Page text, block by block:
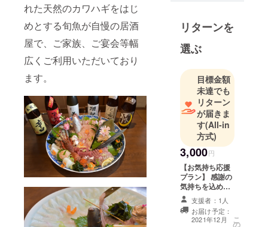
れた天然のカワハギをはじ
めとする旬魚が自慢の居酒
屋で、ご家族、ご宴会等幅
広くご利用いただいており
ます。
する旬魚が
自慢の居酒
屋で、ご家
等幅広くご
利用いただ
いておりま
す！
リターンを
選ぶ
目標金額
未達でも
リターン
が届きま
す(All-in
方式)
3,000円
【お気持ち応援
プラン】 感謝の
気持ちを込めた
『お礼のお手
紙』を送りま
す。 ※「とにか
く支援した
支援者：1人
お届け予定：
2021年12月
こ
の